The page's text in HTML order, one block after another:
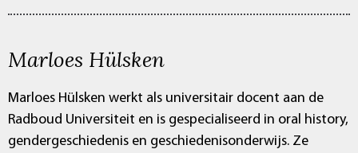
Marloes Hülsken
Marloes Hülsken werkt als universitair docent aan de
Radboud Universiteit en is gespecialiseerd in oral history,
gendergeschiedenis en geschiedenisonderwijs. Ze